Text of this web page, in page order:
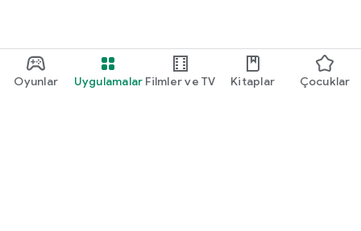
Oyunlar Uygulamalar Filmler ve TV Kitaplar Çocuklar